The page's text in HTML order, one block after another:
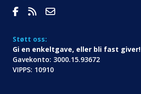
Støtt oss:
Gi en enkeltgave, eller bli fast giver!
Gavekonto: 3000.15.93672
VIPPS: 10910